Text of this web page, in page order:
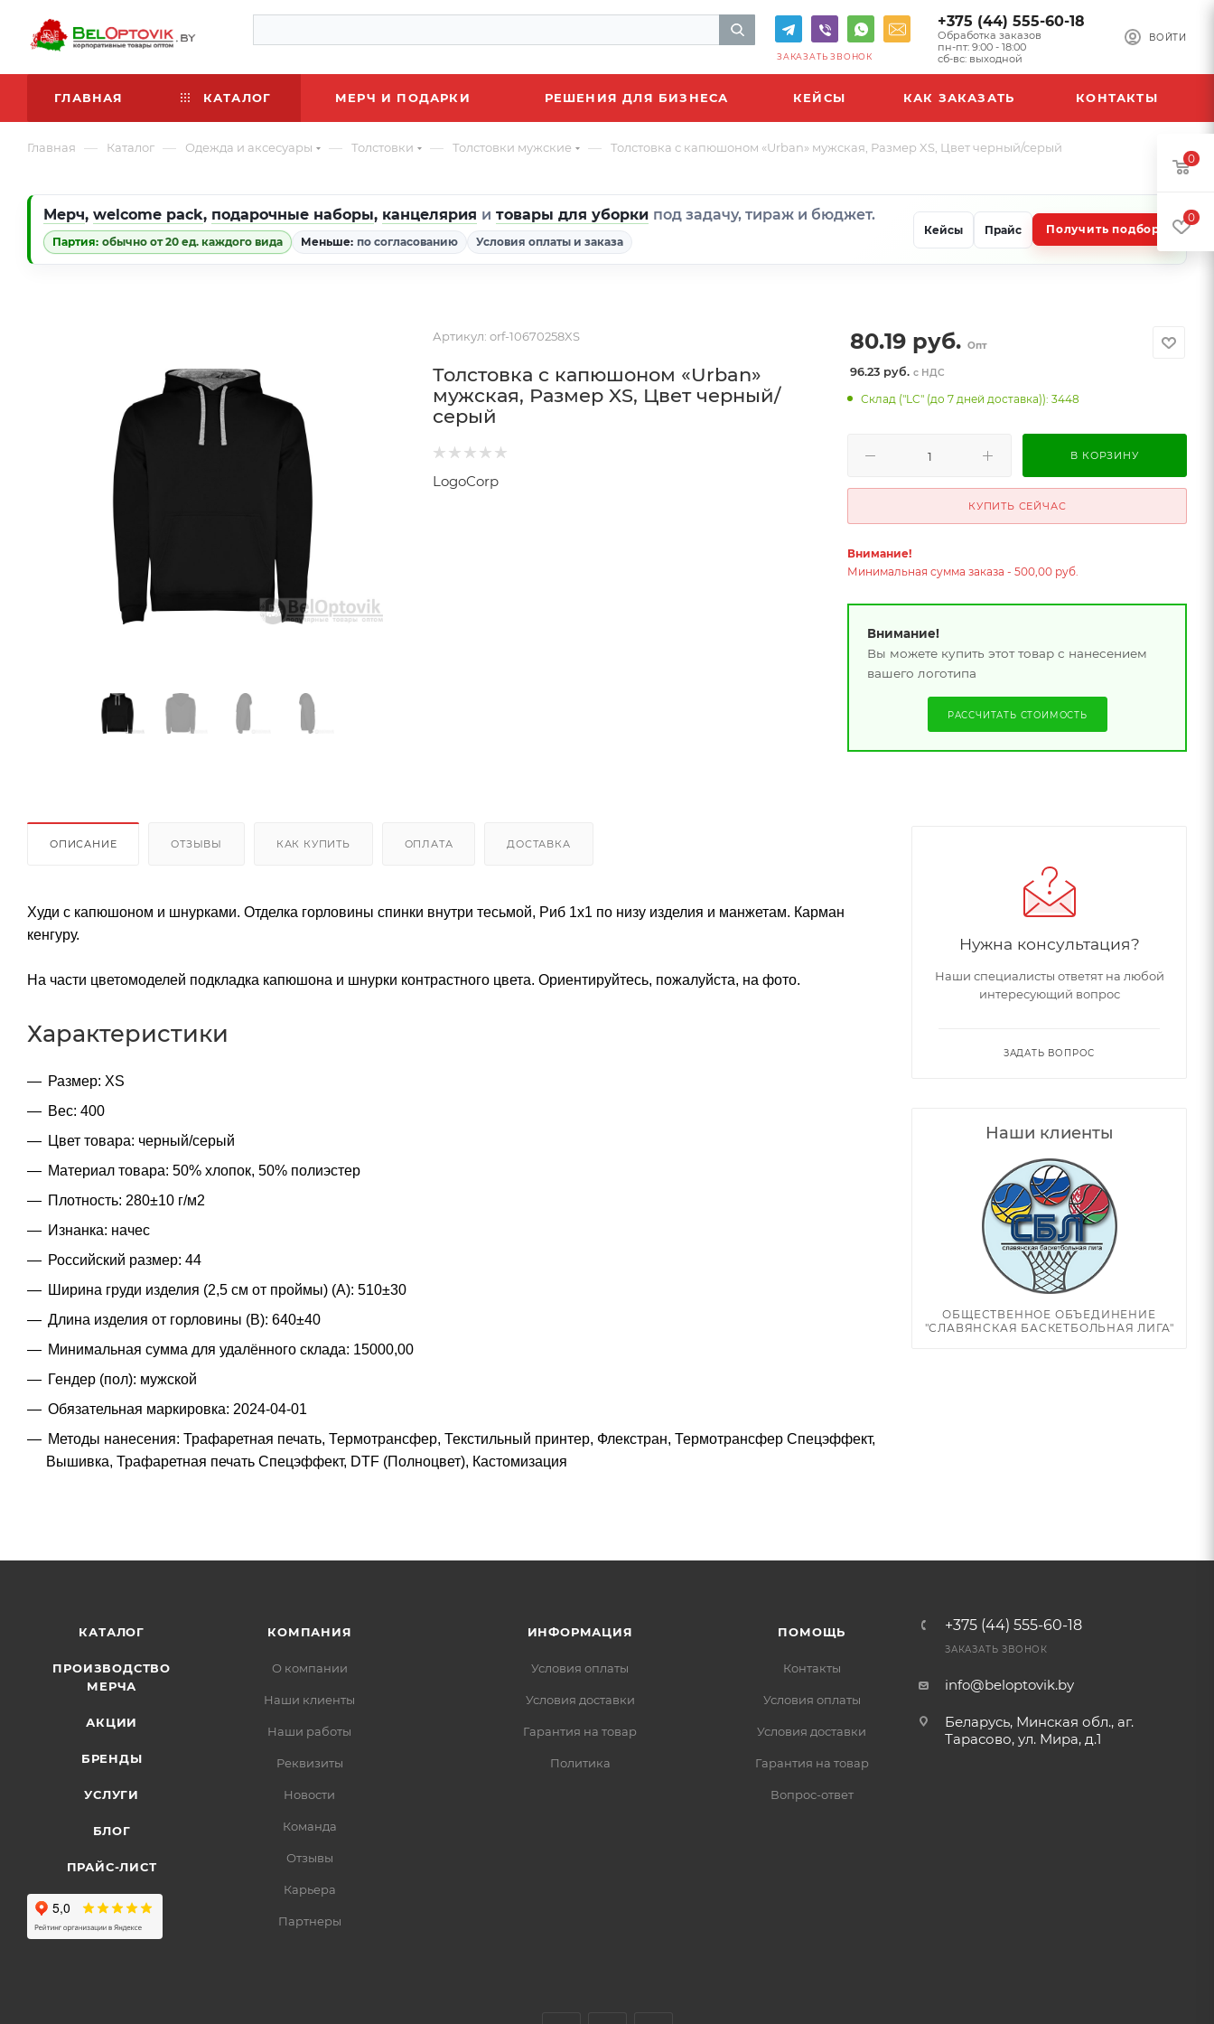
ВОЙТИ
+375 (44) 555-60-18
Обработка заказов
пн-пт: 9:00 - 18:00
сб-вс: выходной
ЗАКАЗАТЬ ЗВОНОК
ГЛАВНАЯ КАТАЛОГ МЕРЧ И ПОДАРКИ РЕШЕНИЯ ДЛЯ БИЗНЕСА КЕЙСЫ КАК ЗАКАЗАТЬ КОНТАКТЫ
Главная — Каталог — Одежда и аксесуары — Толстовки — Толстовки мужские — Толстовка с капюшоном «Urban» мужская, Размер XS, Цвет черный/серый
Мерч, welcome pack, подарочные наборы, канцелярия и товары для уборки под задачу, тираж и бюджет.
Партия: обычно от 20 ед. каждого вида Меньше: по согласованию Условия оплаты и заказа
Кейсы Прайс Получить подбор
Артикул: orf-10670258XS
Толстовка с капюшоном «Urban»
мужская, Размер XS, Цвет черный/
серый
LogoCorp
80.19 руб. Опт
96.23 руб.с НДС
Склад ("LC" (до 7 дней доставка)): 3448
В КОРЗИНУ
КУПИТЬ СЕЙЧАС
Внимание!
Минимальная сумма заказа - 500,00 руб.
Внимание!
Вы можете купить этот товар с нанесением
вашего логотипа
РАССЧИТАТЬ СТОИМОСТЬ
ОПИСАНИЕ ОТЗЫВЫ КАК КУПИТЬ ОПЛАТА ДОСТАВКА
Худи с капюшоном и шнурками. Отделка горловины спинки внутри тесьмой, Риб 1х1 по низу изделия и манжетам. Карман
кенгуру.
На части цветомоделей подкладка капюшона и шнурки контрастного цвета. Ориентируйтесь, пожалуйста, на фото.
Характеристики
Размер: XS
Вес: 400
Цвет товара: черный/серый
Материал товара: 50% хлопок, 50% полиэстер
Плотность: 280±10 г/м2
Изнанка: начес
Российский размер: 44
Ширина груди изделия (2,5 см от проймы) (A): 510±30
Длина изделия от горловины (B): 640±40
Минимальная сумма для удалённого склада: 15000,00
Гендер (пол): мужской
Обязательная маркировка: 2024-04-01
Методы нанесения: Трафаретная печать, Термотрансфер, Текстильный принтер, Флекстран, Термотрансфер Спецэффект,
Вышивка, Трафаретная печать Спецэффект, DTF (Полноцвет), Кастомизация
Нужна консультация?
Наши специалисты ответят на любой
интересующий вопрос
ЗАДАТЬ ВОПРОС
Наши клиенты
ОБЩЕСТВЕННОЕ ОБЪЕДИНЕНИЕ
"СЛАВЯНСКАЯ БАСКЕТБОЛЬНАЯ ЛИГА"
КАТАЛОГ
ПРОИЗВОДСТВО
МЕРЧА
АКЦИИ
БРЕНДЫ
УСЛУГИ
БЛОГ
ПРАЙС-ЛИСТ
КОМПАНИЯ
О компании
Наши клиенты
Наши работы
Реквизиты
Новости
Команда
Отзывы
Карьера
Партнеры
ИНФОРМАЦИЯ
Условия оплаты
Условия доставки
Гарантия на товар
Политика
ПОМОЩЬ
Контакты
Условия оплаты
Условия доставки
Гарантия на товар
Вопрос-ответ
+375 (44) 555-60-18
ЗАКАЗАТЬ ЗВОНОК
info@beloptovik.by
Беларусь, Минская обл., аг.
Тарасово, ул. Мира, д.1
0
0